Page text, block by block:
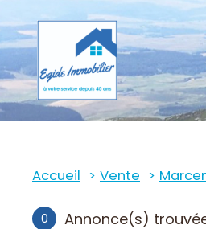
Accueil Vente
0 Annonce(s)